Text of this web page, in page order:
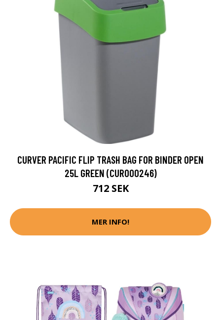
CURVER PACIFIC FLIP TRASH BAG FOR BINDER OPEN
25L GREEN (CUR000246)
712 SEK
MER INFO!